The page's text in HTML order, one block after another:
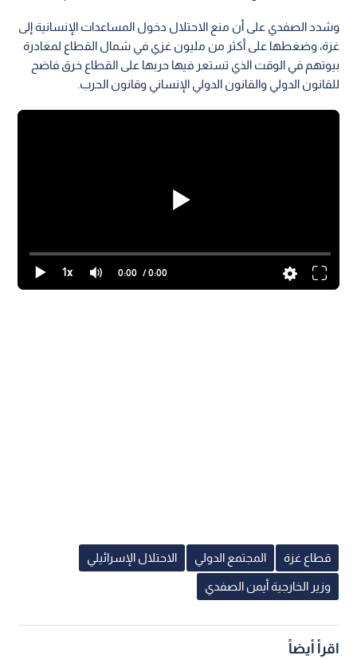
وشدد الصفدي على أن منع الاحتلال دخول المساعدات الإنسانية إلى
غزة، وضغطها على أكثر من مليون غزي في شمال القطاع لمغادرة
بيوتهم في الوقت الذي تستعر فيها حربها على القطاع خرق فاضح
للقانون الدولي والقانون الدولي الإنساني وقانون الحرب.
1x 0:00 / 0:00
قطاع غزة المجتمع الدولي الاحتلال الإسرائيلي
وزير الخارجية أيمن الصفدي
اقرأ أيضاً